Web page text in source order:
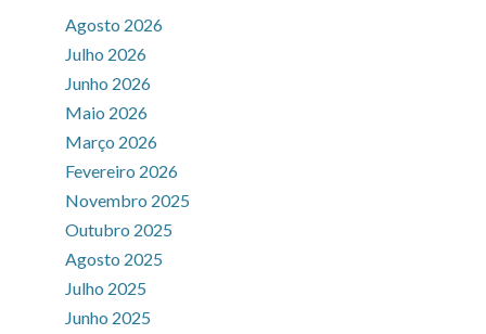
Agosto 2026
Julho 2026
Junho 2026
Maio 2026
Março 2026
Fevereiro 2026
Novembro 2025
Outubro 2025
Agosto 2025
Julho 2025
Junho 2025